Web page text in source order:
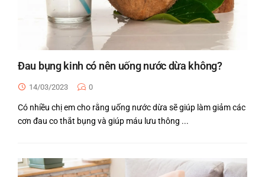
Đau bụng kinh có nên uống nước dừa không?
14/03/2023 0
Có nhiều chị em cho rằng uống nước dừa sẽ giúp làm giảm các
cơn đau co thắt bụng và giúp máu lưu thông ...